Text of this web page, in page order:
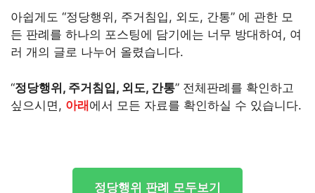
아쉽게도 “정당행위, 주거침입, 외도, 간통” 에 관한 모
든 판례를 하나의 포스팅에 담기에는 너무 방대하여, 여
러 개의 글로 나누어 올렸습니다.
“정당행위, 주거침입, 외도, 간통” 전체판례를 확인하고
싶으시면, 아래에서 모든 자료를 확인하실 수 있습니다.
정당행위 판례 모두보기